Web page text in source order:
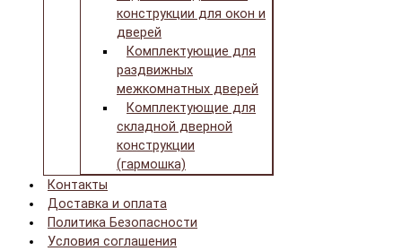
конструкции для окон и
дверей
Комплектующие для
раздвижных
межкомнатных дверей
Комплектующие для
складной дверной
конструкции
(гармошка)
Контакты
Доставка и оплата
Политика Безопасности
Условия соглашения